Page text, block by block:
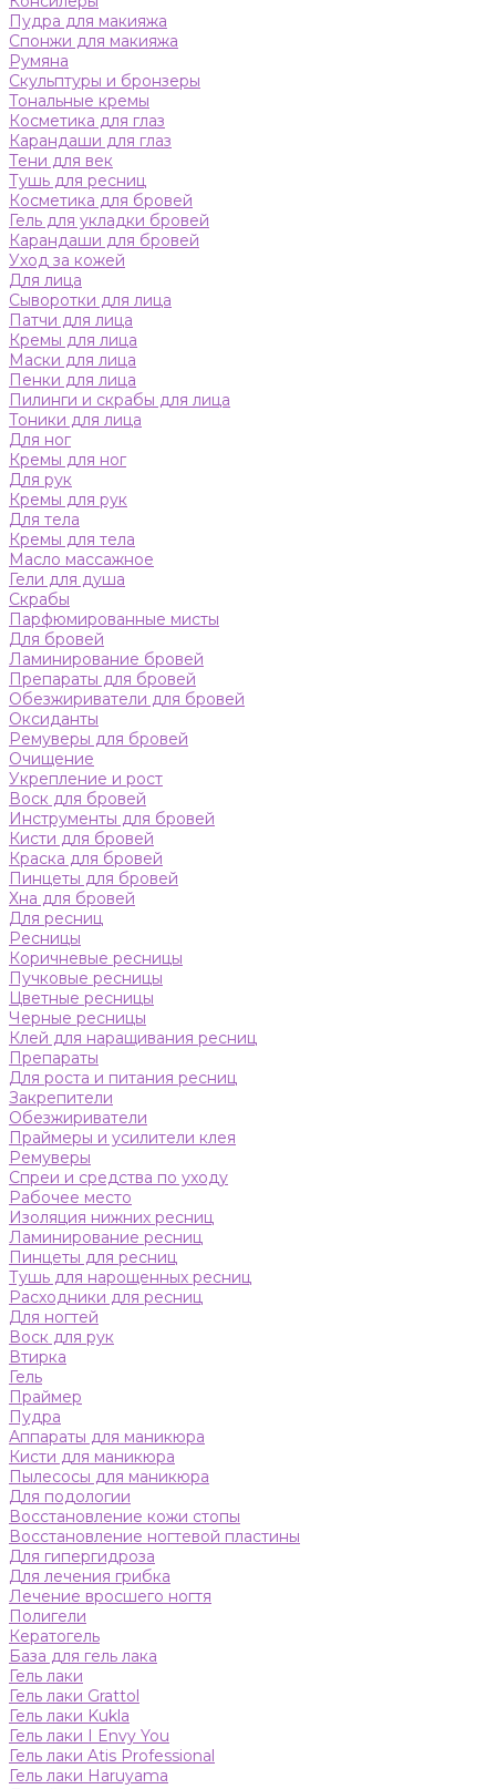
Пудра для макияжа
Спонжи для макияжа
Румяна
Скульптуры и бронзеры
Тональные кремы
Косметика для глаз
Карандаши для глаз
Тени для век
Тушь для ресниц
Косметика для бровей
Гель для укладки бровей
Карандаши для бровей
Уход за кожей
Для лица
Сыворотки для лица
Патчи для лица
Кремы для лица
Маски для лица
Пенки для лица
Пилинги и скрабы для лица
Тоники для лица
Для ног
Кремы для ног
Для рук
Кремы для рук
Для тела
Кремы для тела
Масло массажное
Гели для душа
Скрабы
Парфюмированные мисты
Для бровей
Ламинирование бровей
Препараты для бровей
Обезжириватели для бровей
Оксиданты
Ремуверы для бровей
Очищение
Укрепление и рост
Воск для бровей
Инструменты для бровей
Кисти для бровей
Краска для бровей
Пинцеты для бровей
Хна для бровей
Для ресниц
Ресницы
Коричневые ресницы
Пучковые ресницы
Цветные ресницы
Черные ресницы
Клей для наращивания ресниц
Препараты
Для роста и питания ресниц
Закрепители
Обезжириватели
Праймеры и усилители клея
Ремуверы
Спреи и средства по уходу
Рабочее место
Изоляция нижних ресниц
Ламинирование ресниц
Пинцеты для ресниц
Тушь для нарощенных ресниц
Расходники для ресниц
Для ногтей
Воск для рук
Втирка
Гель
Праймер
Пудра
Аппараты для маникюра
Кисти для маникюра
Пылесосы для маникюра
Для подологии
Восстановление кожи стопы
Восстановление ногтевой пластины
Для гипергидроза
Для лечения грибка
Лечение вросшего ногтя
Полигели
Кератогель
База для гель лака
Гель лаки
Гель лаки Grattol
Гель лаки Kukla
Гель лаки I Envy You
Гель лаки Atis Professional
Гель лаки Haruyama